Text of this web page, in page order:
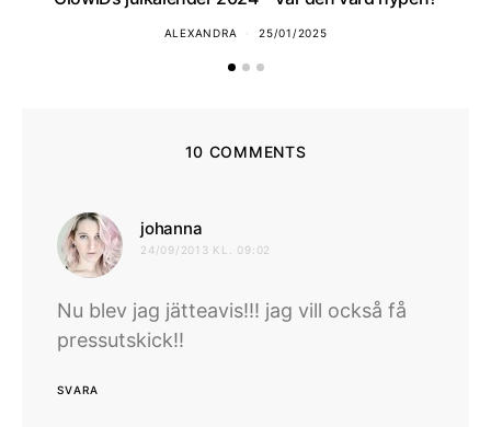
ALEXANDRA 25/01/2025
10 COMMENTS
johanna
24/09/2013 KL. 09:02
Nu blev jag jätteavis!!! jag vill också få
pressutskick!!
SVARA